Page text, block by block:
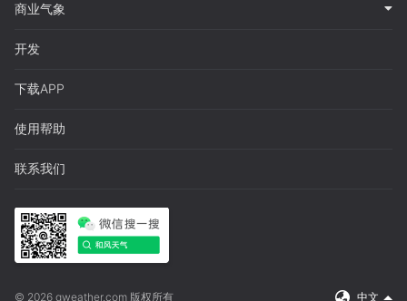
商业气象
开发
下载APP
使用帮助
联系我们
© 2026 qweather.com 版权所有 中文